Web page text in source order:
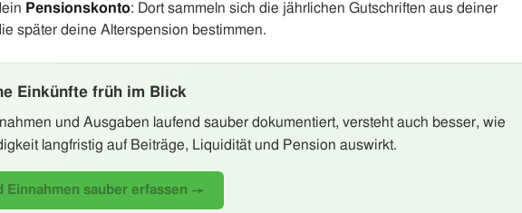
Pensionskonto: Dort sammeln sich die jährlichen Gutschriften aus deiner
später deine Alterspension bestimmen.
Einkünfte früh im Blick
und Ausgaben laufend sauber dokumentiert, versteht auch besser, wie
langfristig auf Beiträge, Liquidität und Pension auswirkt.
Einnahmen sauber erfassen →